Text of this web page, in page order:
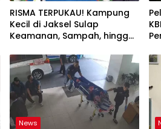
RISMA TERPUKAU! Kampung
Kecil di Jaksel Sulap
Keamanan, Sampah, hingga
Sistem
News